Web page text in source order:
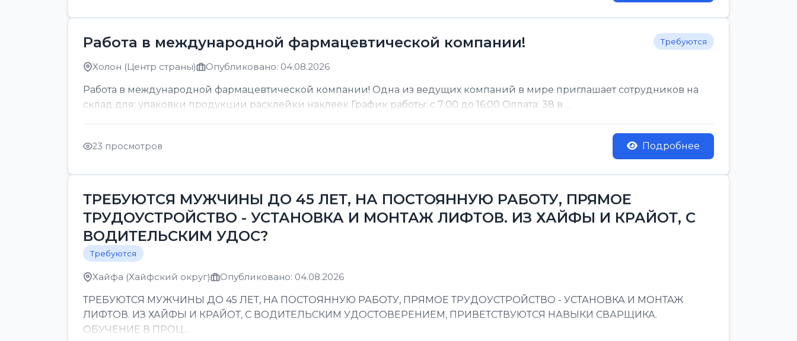
Работа в международной фармацевтической компании! Требуются
Холон (Центр страны) Опубликовано: 04.08.2026
Работа в международной фармацевтической компании! Одна из ведущих компаний в мире приглашает сотрудников на
склад для: упаковки продукции расклейки наклеек График работы: с 7:00 до 16:00 Оплата: 38 в ...
23 просмотров Подробнее
ТРЕБУЮТСЯ МУЖЧИНЫ ДО 45 ЛЕТ, НА ПОСТОЯННУЮ РАБОТУ, ПРЯМОЕ
ТРУДОУСТРОЙСТВО - УСТАНОВКА И МОНТАЖ ЛИФТОВ. ИЗ ХАЙФЫ И КРАЙОТ, С
ВОДИТЕЛЬСКИМ УДОС?
Требуются
Хайфа (Хайфский округ) Опубликовано: 04.08.2026
ТРЕБУЮТСЯ МУЖЧИНЫ ДО 45 ЛЕТ, НА ПОСТОЯННУЮ РАБОТУ, ПРЯМОЕ ТРУДОУСТРОЙСТВО - УСТАНОВКА И МОНТАЖ
ЛИФТОВ. ИЗ ХАЙФЫ И КРАЙОТ, С ВОДИТЕЛЬСКИМ УДОСТОВЕРЕНИЕМ, ПРИВЕТСТВУЮТСЯ НАВЫКИ СВАРЩИКА.
ОБУЧЕНИЕ В ПРОЦ...